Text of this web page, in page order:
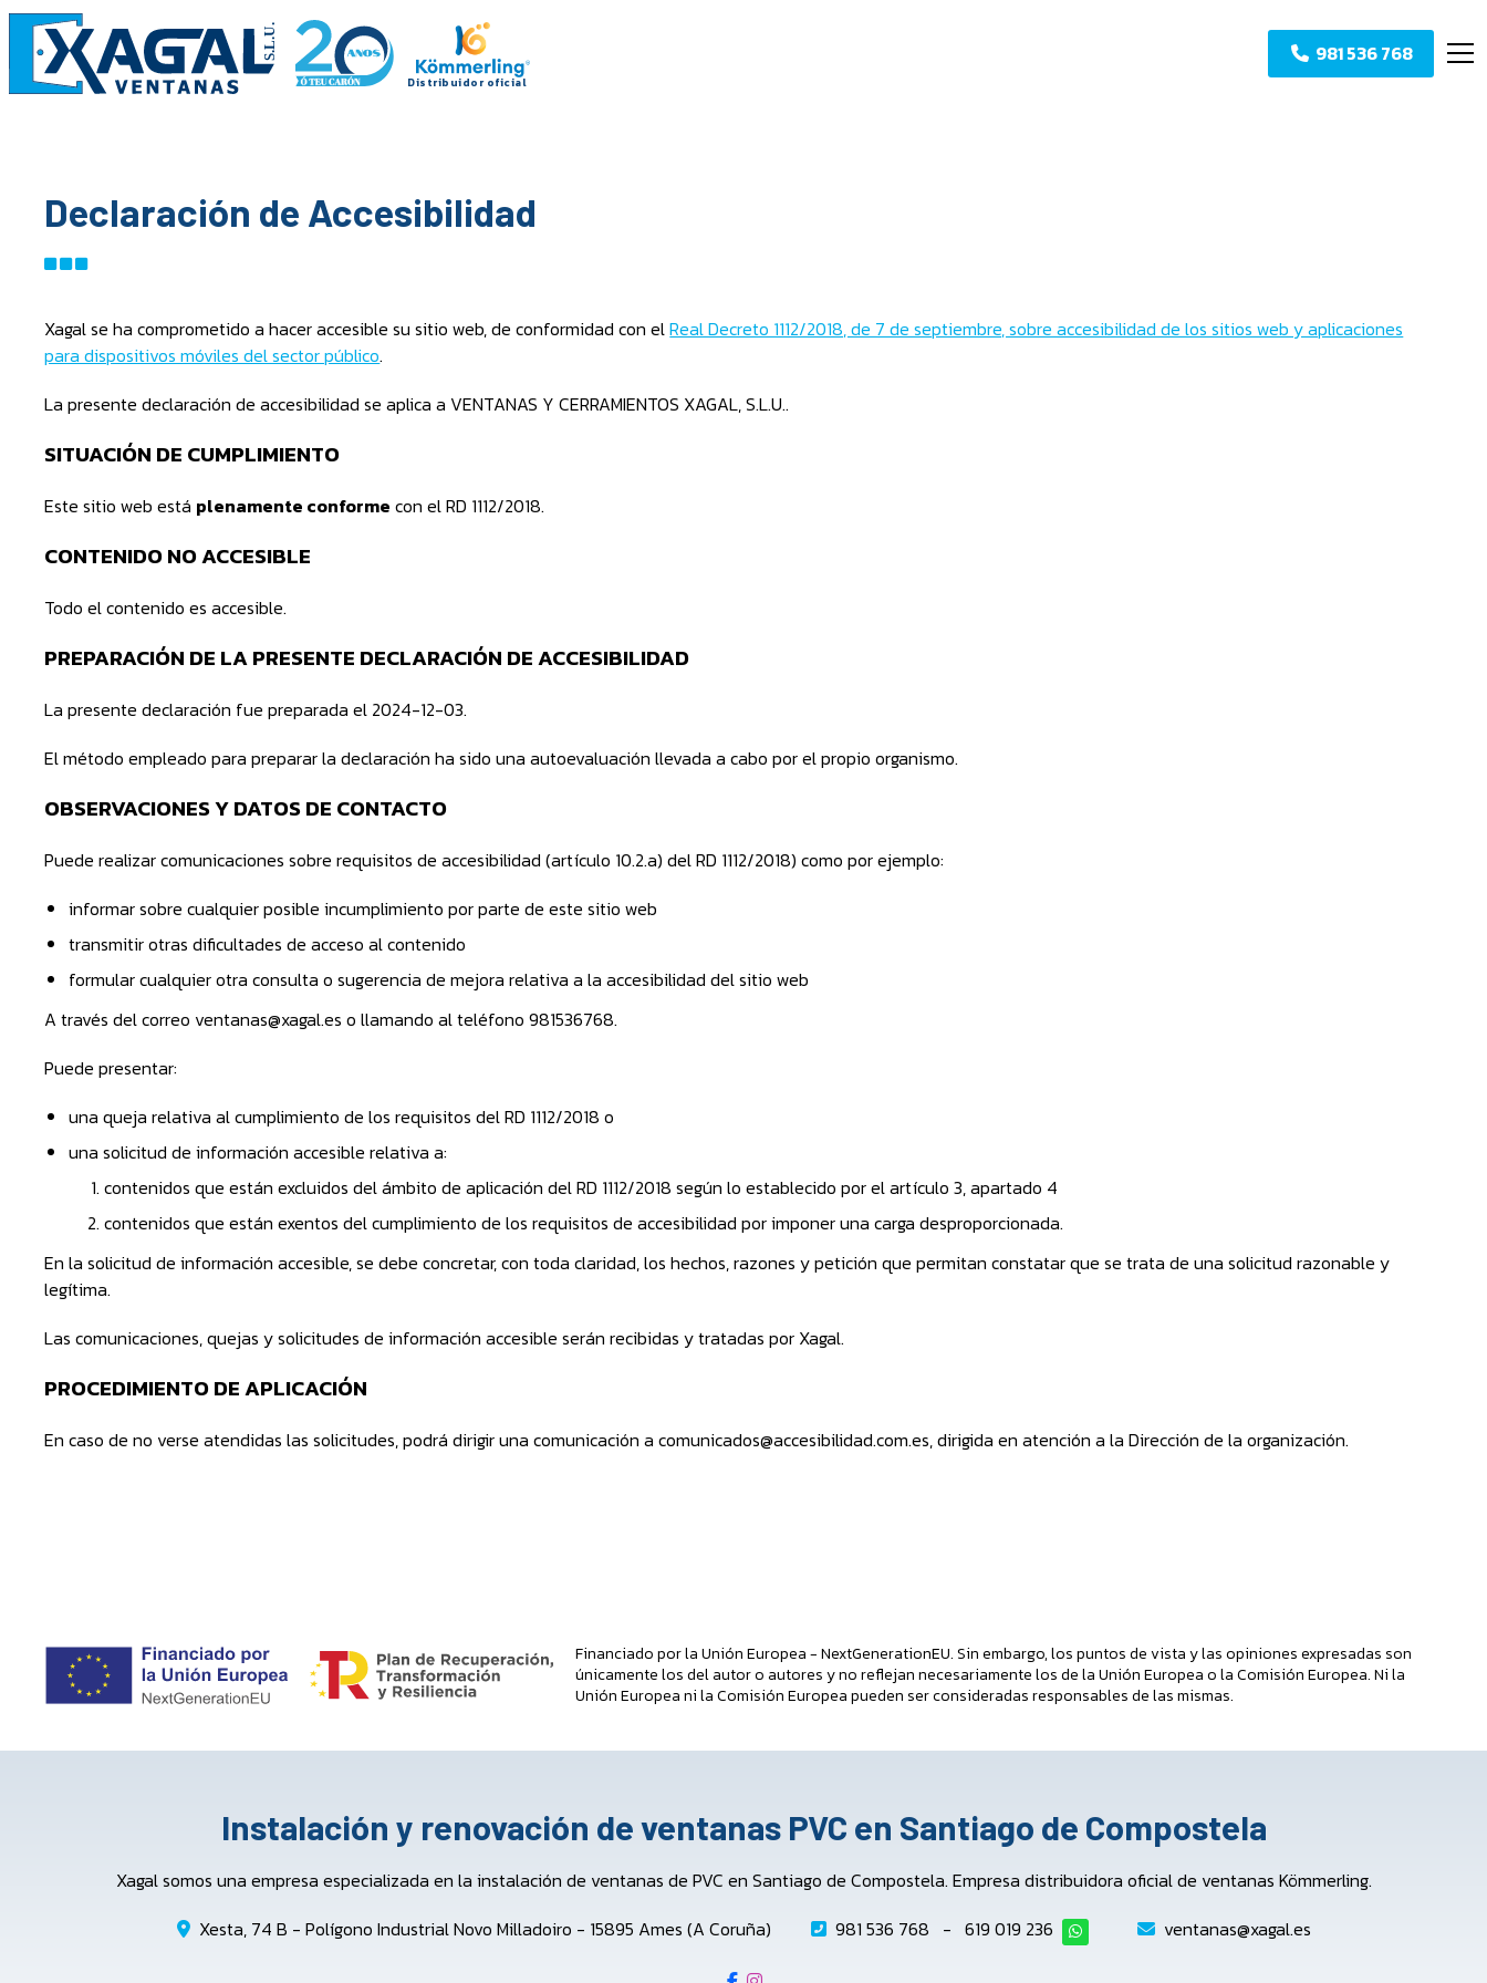
981 536 768
Declaración de Accesibilidad
Xagal se ha comprometido a hacer accesible su sitio web, de conformidad con elReal Decreto 1112/2018, de 7 de septiembre, sobre accesibilidad de los sitios web y aplicaciones
para dispositivos móviles del sector público.
La presente declaración de accesibilidad se aplica a VENTANAS Y CERRAMIENTOS XAGAL, S.L.U..
SITUACIÓN DE CUMPLIMIENTO
Este sitio web está plenamente conforme con el RD 1112/2018.
CONTENIDO NO ACCESIBLE
Todo el contenido es accesible.
PREPARACIÓN DE LA PRESENTE DECLARACIÓN DE ACCESIBILIDAD
La presente declaración fue preparada el 2024-12-03.
El método empleado para preparar la declaración ha sido una autoevaluación llevada a cabo por el propio organismo.
OBSERVACIONES Y DATOS DE CONTACTO
Puede realizar comunicaciones sobre requisitos de accesibilidad (artículo 10.2.a) del RD 1112/2018) como por ejemplo:
informar sobre cualquier posible incumplimiento por parte de este sitio web
transmitir otras dificultades de acceso al contenido
formular cualquier otra consulta o sugerencia de mejora relativa a la accesibilidad del sitio web
A través del correo ventanas@xagal.es o llamando al teléfono 981536768.
Puede presentar:
una queja relativa al cumplimiento de los requisitos del RD 1112/2018 o
una solicitud de información accesible relativa a:
contenidos que están excluidos del ámbito de aplicación del RD 1112/2018 según lo establecido por el artículo 3, apartado 4
contenidos que están exentos del cumplimiento de los requisitos de accesibilidad por imponer una carga desproporcionada.
En la solicitud de información accesible, se debe concretar, con toda claridad, los hechos, razones y petición que permitan constatar que se trata de una solicitud razonable y
legítima.
Las comunicaciones, quejas y solicitudes de información accesible serán recibidas y tratadas por Xagal.
PROCEDIMIENTO DE APLICACIÓN
En caso de no verse atendidas las solicitudes, podrá dirigir una comunicación a comunicados@accesibilidad.com.es, dirigida en atención a la Dirección de la organización.
Financiado por la Unión Europea - NextGenerationEU. Sin embargo, los puntos de vista y las opiniones expresadas son
únicamente los del autor o autores y no reflejan necesariamente los de la Unión Europea o la Comisión Europea. Ni la
Unión Europea ni la Comisión Europea pueden ser consideradas responsables de las mismas.
Instalación y renovación de ventanas PVC en Santiago de Compostela
Xagal somos una empresa especializada en la instalación de ventanas de PVC en Santiago de Compostela. Empresa distribuidora oficial de ventanas Kömmerling.
Xesta, 74 B - Polígono Industrial Novo Milladoiro - 15895 Ames (A Coruña)
981 536 768 - 619 019 236 ventanas@xagal.es